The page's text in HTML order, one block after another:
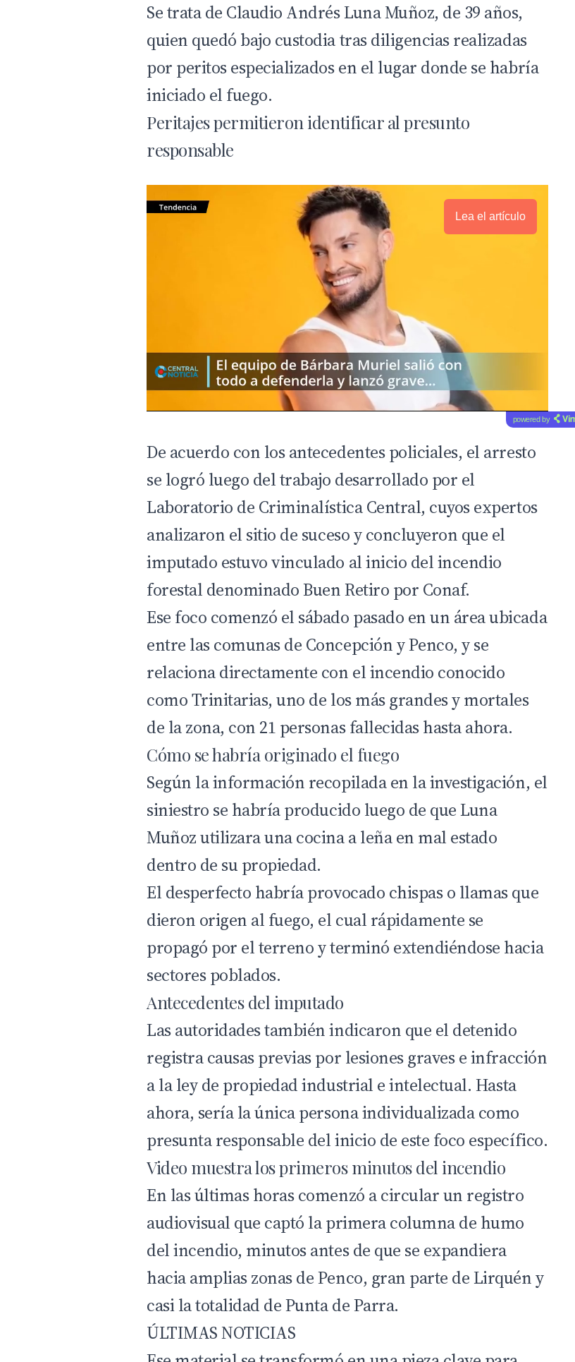
Se trata de Claudio Andrés Luna Muñoz, de 39 años,
quien quedó bajo custodia tras diligencias realizadas
por peritos especializados en el lugar donde se habría
iniciado el fuego.
Peritajes permitieron identificar al presunto
responsable
Lea el artículo
powered by
De acuerdo con los antecedentes policiales, el arresto
se logró luego del trabajo desarrollado por el
Laboratorio de Criminalística Central, cuyos expertos
analizaron el sitio de suceso y concluyeron que el
imputado estuvo vinculado al inicio del incendio
forestal denominado Buen Retiro por Conaf.
Ese foco comenzó el sábado pasado en un área ubicada
entre las comunas de Concepción y Penco, y se
relaciona directamente con el incendio conocido
como Trinitarias, uno de los más grandes y mortales
de la zona, con 21 personas fallecidas hasta ahora.
Cómo se habría originado el fuego
Según la información recopilada en la investigación, el
siniestro se habría producido luego de que Luna
Muñoz utilizara una cocina a leña en mal estado
dentro de su propiedad.
El desperfecto habría provocado chispas o llamas que
dieron origen al fuego, el cual rápidamente se
propagó por el terreno y terminó extendiéndose hacia
sectores poblados.
Antecedentes del imputado
Las autoridades también indicaron que el detenido
registra causas previas por lesiones graves e infracción
a la ley de propiedad industrial e intelectual. Hasta
ahora, sería la única persona individualizada como
presunta responsable del inicio de este foco específico.
Video muestra los primeros minutos del incendio
En las últimas horas comenzó a circular un registro
audiovisual que captó la primera columna de humo
del incendio, minutos antes de que se expandiera
hacia amplias zonas de Penco, gran parte de Lirquén y
casi la totalidad de Punta de Parra.
ÚLTIMAS NOTICIAS